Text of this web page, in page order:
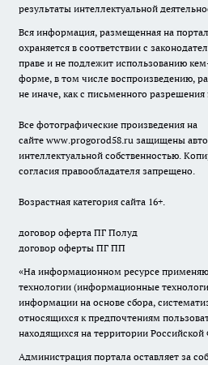
результаты интеллектуальной
Вся информация, размещенная на
охраняется в соответствии с
праве и не подлежит использованию
форме, в том числе воспроизведению,
не иначе, как с письменного разрешения
Все фотографические произведения на
сайте www.progorod58.ru защищены
интеллектуальной собственностью.
согласия правообладателя запрещено.
Возрастная категория сайта 16+.
договор оферта ПГ Полуд
договор оферты ПГ ПП
«На информационном ресурсе
технологии (информационные
информации на основе сбора,
относящихся к предпочтениям
находящихся на территории Российской
Администрация портала оставляет за